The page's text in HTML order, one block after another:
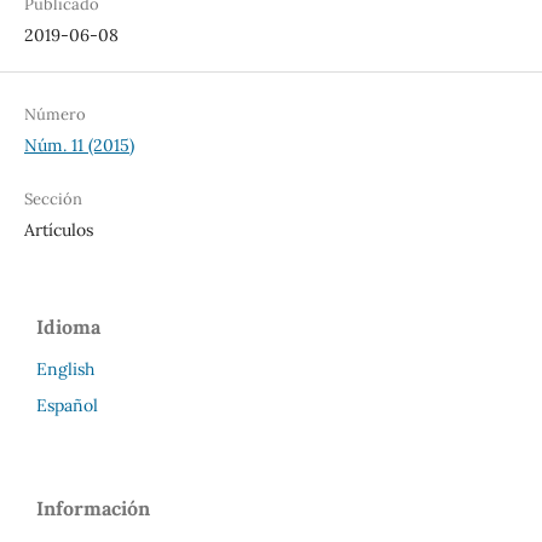
2019-06-08
Número
Núm. 11 (2015)
Sección
Artículos
Idioma
English
Español
Información